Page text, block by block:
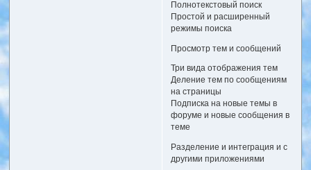
Полнотекстовый поиск
Простой и расширенный
режимы поиска
Просмотр тем и сообщений
Три вида отображения тем
Деление тем по сообщениям
на страницы
Подписка на новые темы в
форуме и новые сообщения в
теме
Разделение и интеграция и с
другими приложениями